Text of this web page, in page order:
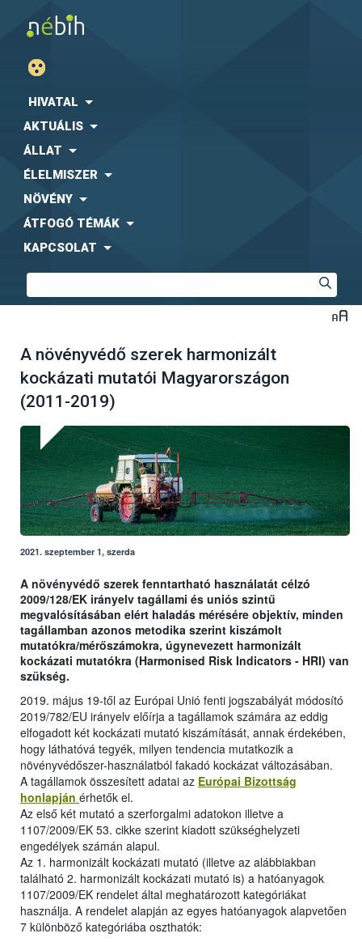
HIVATAL
AKTUÁLIS
ÁLLAT
ÉLELMISZER
NÖVÉNY
ÁTFOGÓ TÉMÁK
KAPCSOLAT
A növényvédő szerek harmonizált
kockázati mutatói Magyarországon
(2011-2019)
2021. szeptember 1, szerda
A növényvédő szerek fenntartható használatát célzó
2009/128/EK irányelv tagállami és uniós szintű
megvalósításában elért haladás mérésére objektív, minden
tagállamban azonos metodika szerint kiszámolt
mutatókra/mérőszámokra, úgynevezett harmonizált
kockázati mutatókra (Harmonised Risk Indicators - HRI) van
szükség.
2019. május 19-től az Európai Unió fenti jogszabályát módosító
2019/782/EU irányelv előírja a tagállamok számára az eddig
elfogadott két kockázati mutató kiszámítását, annak érdekében,
hogy láthatóvá tegyék, milyen tendencia mutatkozik a
növényvédőszer-használatból fakadó kockázat változásában.
A tagállamok összesített adatai az Európai Bizottság
honlapján érhetők el.
Az első két mutató a szerforgalmi adatokon illetve a
1107/2009/EK 53. cikke szerint kiadott szükséghelyzeti
engedélyek számán alapul.
Az 1. harmonizált kockázati mutató (illetve az alábbiakban
található 2. harmonizált kockázati mutató is) a hatóanyagok
1107/2009/EK rendelet által meghatározott kategóriákat
használja. A rendelet alapján az egyes hatóanyagok alapvetően
7 különböző kategóriába oszthatók: